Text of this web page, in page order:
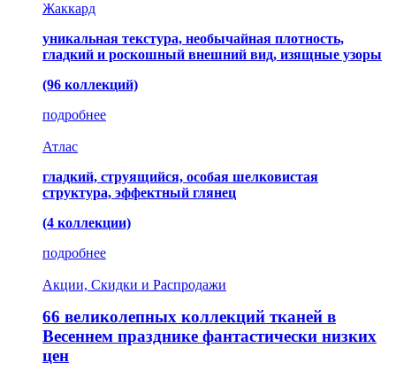
Жаккард
уникальная текстура, необычайная плотность,
гладкий и роскошный внешний вид, изящные узоры
(96 коллекций)
подробнее
Атлас
гладкий, струящийся, особая шелковистая
структура, эффектный глянец
(4 коллекции)
подробнее
Акции, Скидки и Распродажи
66 великолепных коллекций тканей в
Весеннем празднике фантастически низких
цен